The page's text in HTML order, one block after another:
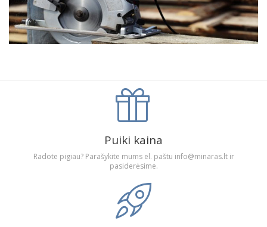
Puiki kaina
Radote pigiau? Parašykite mums el. paštu info@minaras.lt ir
pasiderėsime.